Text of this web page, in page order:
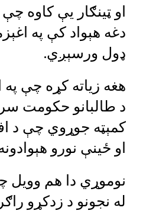
او ټینګار یې کاوه
دغه هېواد کې په
ډول ورسېږي.‌
هغه زیاته کړه چې په
د طالبانو حکومت
کمېټه جوړوي چې د
او ځینې نورو
نوموړي دا هم وویل
له نجونو د زدکړو